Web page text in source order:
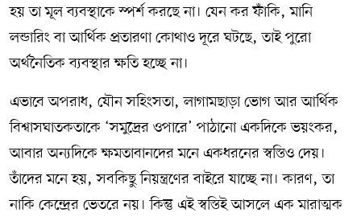
হয় তা মূল ব্যবস্থাকে স্পর্শ করছে না। যেন কর ফাঁকি, মানি
লন্ডারিং বা আর্থিক প্রতারণা কোথাও দূরে ঘটছে, তাই পুরো
অর্থনৈতিক ব্যবস্থার ক্ষতি হচ্ছে না।
এভাবে অপরাধ, যৌন সহিংসতা, লাগামছাড়া ভোগ আর আর্থিক
বিশ্বাসঘাতকতাকে ‘সমুদ্রের ওপারে’ পাঠানো একদিকে ভয়ংকর,
আবার অন্যদিকে ক্ষমতাবানদের মনে একধরনের স্বস্তিও দেয়।
তাঁদের মনে হয়, সবকিছু নিয়ন্ত্রণের বাইরে যাচ্ছে না। কারণ, তা
নাকি কেন্দ্রের ভেতরে নয়। কিন্তু এই স্বস্তিই আসলে এক মারাত্মক